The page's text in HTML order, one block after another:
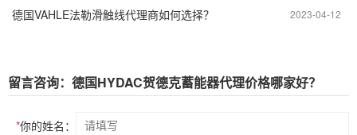
2023-04-12
德国VAHLE法勒滑触线代理商如何选择？
留言咨询：德国HYDAC贺德克蓄能器代理价格哪家好？
*你的姓名：